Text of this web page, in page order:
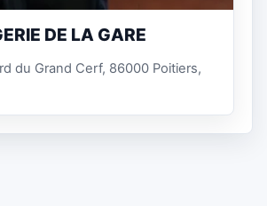
DE LA GARE
du Grand Cerf, 86000 Poitiers,